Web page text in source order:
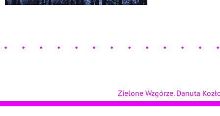
Zielone Wzgórze. Danuta